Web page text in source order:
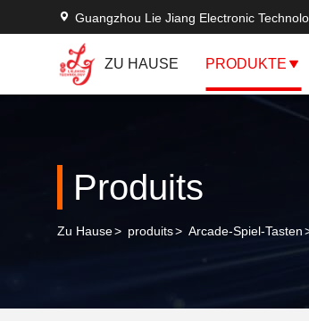
Guangzhou Lie Jiang Electronic
ZU HAUSE PRODUKTE
Produits
Zu Hause> produits> Arcade-Spiel-Tasten